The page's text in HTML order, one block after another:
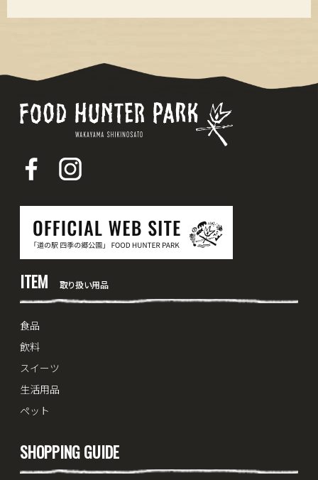
ITEM 取り扱い用品
食品
飲料
スイーツ
生活用品
ペット
SHOPPING GUIDE